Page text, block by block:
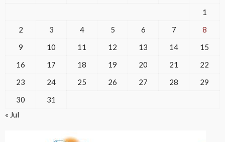
1
2
3 4 5 6 7
8
9
10 11 12 13 14
15
16
17 18 19 20 21
22
23
24 25 26 27 28
29
30
31
« Jul